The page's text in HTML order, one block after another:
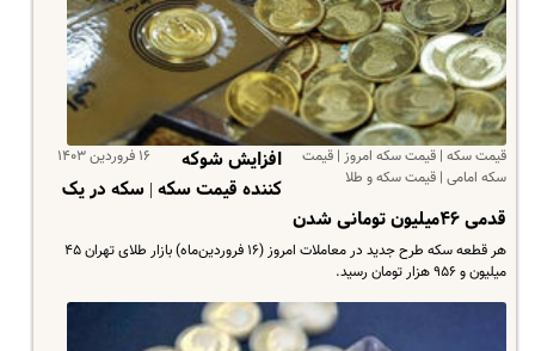
قیمت سکه | قیمت سکه امروز | قیمت
سکه امامی | قیمت سکه و طلا
۱۶ فروردین ۱۴۰۳
افزایش شوکه
کننده قیمت سکه | سکه در یک
قدمی ۴۶میلیون تومانی شدن
هر قطعه سکه طرح جدید در معاملات امروز (۱۶ فروردین‌ماه) بازار طلای تهران ۴۵
میلیون و ۹۵۶ هزار تومان رسید.